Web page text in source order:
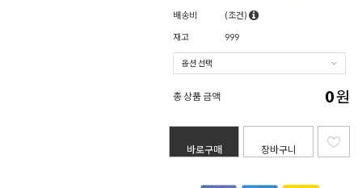
배송비 (조건)
재고 999
총 상품 금액 0원
바로구매 장바구니